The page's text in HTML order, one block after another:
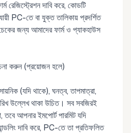
রেজিস্ট্রেশন দাবি করে, কোডটি
PC-তে বা যুক্ত তালিকায় প্রদর্শিত
জন্য আমাদের ফার্ম ও প্যাকহাউস
করুন (প্রয়োজন হলে)
(যদি থাকে), ঘনত্ব, তাপমাত্রা,
উল্লেখ থাকা উচিত। সব সবজিরই
তবে আপনার ইমপোর্ট পারমিট যদি
দাবি করে, PC-তে তা প্রতিফলিত